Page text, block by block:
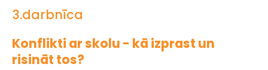
3.darbnīca
Konflikti ar skolu - kā izprast un
risināt tos?